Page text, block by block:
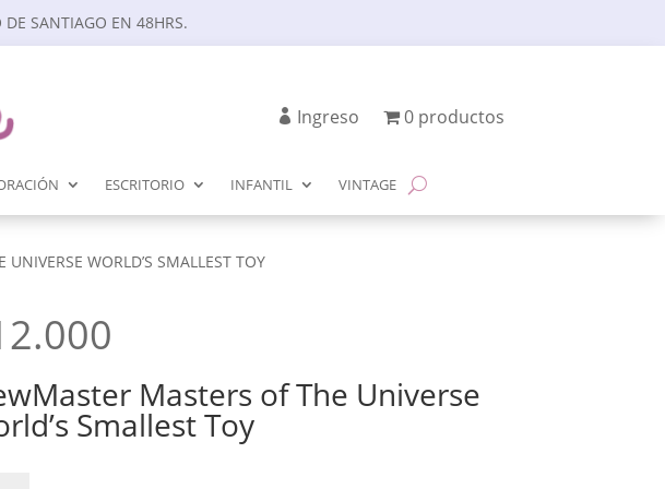
DE SANTIAGO EN 48HRS.
Ingreso 0 productos
ESCRITORIO INFANTIL VINTAGE
WORLD’S SMALLEST TOY
Masters of The Universe
Smallest Toy